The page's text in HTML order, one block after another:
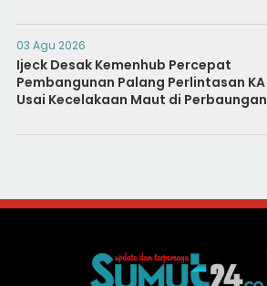
03 Agu 2026
Ijeck Desak Kemenhub Percepat
Pembangunan Palang Perlintasan KA
Usai Kecelakaan Maut di Perbaungan